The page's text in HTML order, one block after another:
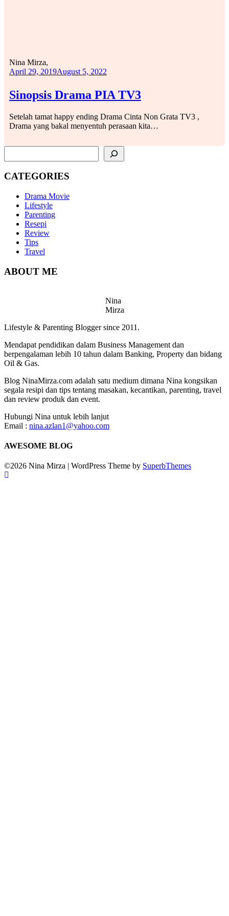
Sinopsis Drama PIA TV3
Nina Mirza,
April 29, 2019August 5, 2022
Setelah tamat happy ending Drama Cinta Non Grata TV3 ,
Drama yang bakal menyentuh perasaan kita…
CATEGORIES
Drama Movie
Lifestyle
Parenting
Resepi
Review
Tips
Travel
ABOUT ME
Nina
Mirza
Lifestyle & Parenting Blogger since 2011.
Mendapat pendidikan dalam Business Management dan
berpengalaman lebih 10 tahun dalam Banking, Property dan bidang
Oil & Gas.
Blog NinaMirza.com adalah satu medium dimana Nina kongsikan
segala resipi dan tips tentang masakan, kecantikan, parenting, travel
dan review produk dan event.
Hubungi Nina untuk lebih lanjut
Email : nina.azlan1@yahoo.com
AWESOME BLOG
©2026 Nina Mirza | WordPress Theme by SuperbThemes